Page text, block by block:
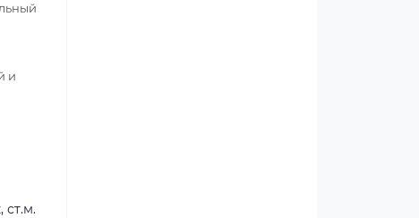
и
ст.м.